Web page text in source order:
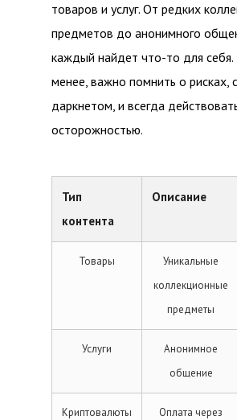
товаров и услуг. От редких
предметов до анонимного
каждый найдет что-то для себя.
менее, важно помнить о рисках,
даркнетом, и всегда
осторожностью.
Тип
контента
Описание
Товары
Уникальные
коллекционные
предметы
Услуги
Анонимное
общение
Криптовалюты
Оплата через